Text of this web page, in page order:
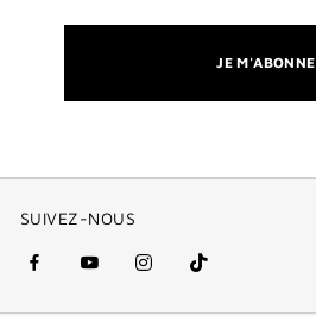
JE M'ABONNE
SUIVEZ-NOUS
facebook
(nouvelle
youtube
(nouvelle
instagram
(nouvelle
Tik
Tok